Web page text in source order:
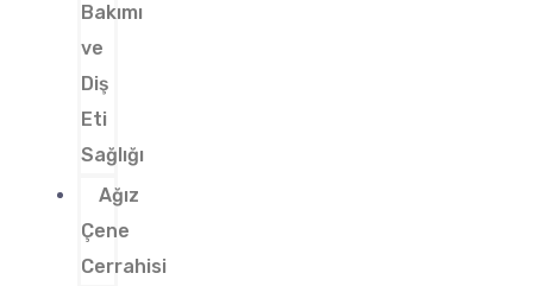
Bakımı
ve
Diş
Eti
Sağlığı
Ağız
Çene
Cerrahisi